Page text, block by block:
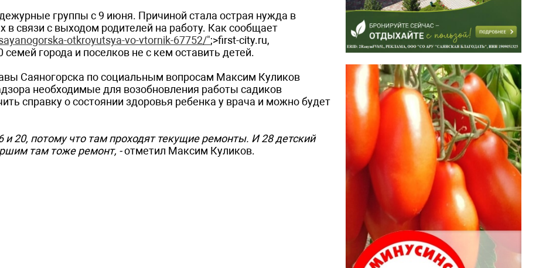
группы с 9 июня. Причиной стала острая нужда в
связи с выходом родителей на работу. Как сообщает
otkroyutsya-vo-vtornik-67752/";>first-city.ru,
города и поселков не с кем оставить детей.
Саяногорска по социальным вопросам Максим Куликов
необходимые для возобновления работы садиков
справку о состоянии здоровья ребенка у врача и можно будет
20, потому что там проходят текущие ремонты. И 28 детский
там тоже ремонт, -отметил Максим Куликов.